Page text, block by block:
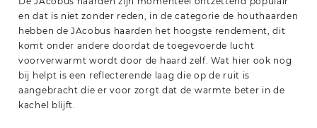
en dat is niet zonder reden, in de categorie de houthaarden
hebben de JAcobus haarden het hoogste rendement, dit
komt onder andere doordat de toegevoerde lucht
voorverwarmt wordt door de haard zelf. Wat hier ook nog
bij helpt is een reflecterende laag die op de ruit is
aangebracht die er voor zorgt dat de warmte beter in de
kachel blijft.